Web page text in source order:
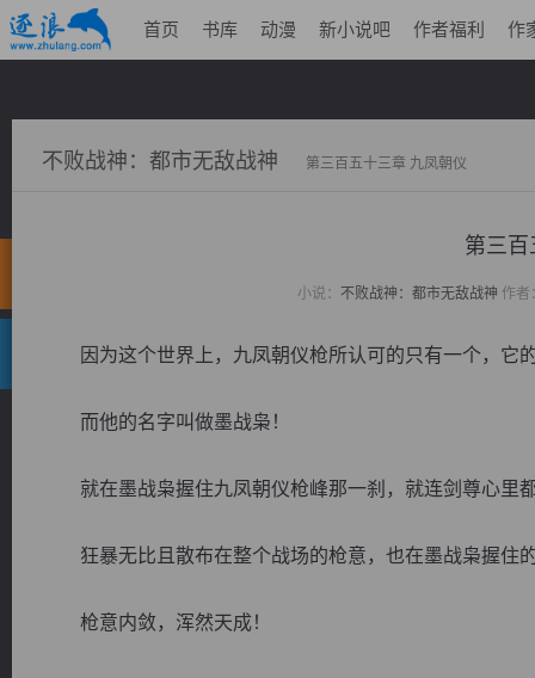
首页 书库 动漫 新小说吧 作者福利 作
不败战神：都市无敌战神 第三百五十三章 九凤朝仪
第三百
小说： 不败战神：都市无敌战神 作者
因为这个世界上，九凤朝仪枪所认可的只有一个，它
而他的名字叫做墨战枭！
就在墨战枭握住九凤朝仪枪峰那一刹，就连剑尊心里
狂暴无比且散布在整个战场的枪意，也在墨战枭握住
枪意内敛，浑然天成！